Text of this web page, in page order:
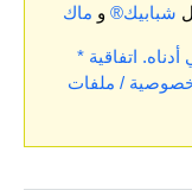
شبابيك® و
اتفاقية
/ ملفات